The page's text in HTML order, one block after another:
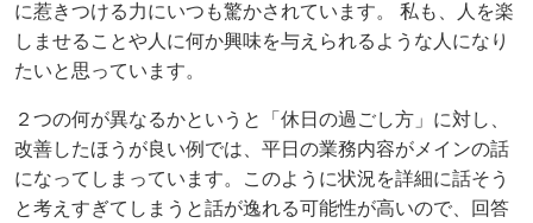
に惹きつける力にいつも驚かされています。 私も、人を楽
しませることや人に何か興味を与えられるような人になり
たいと思っています。
２つの何が異なるかというと「休日の過ごし方」に対し、
改善したほうが良い例では、平日の業務内容がメインの話
になってしまっています。このように状況を詳細に話そう
と考えすぎてしまうと話が逸れる可能性が高いので、回答